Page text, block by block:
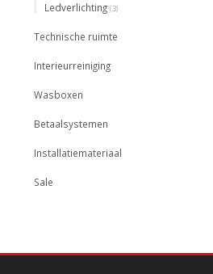
Ledverlichting (3)
Technische ruimte
Interieurreiniging
Wasboxen
Betaalsystemen
Installatiemateriaal
Sale